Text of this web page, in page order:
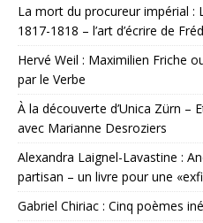
La mort du procureur impérial :
1817-1818 – l’art d’écrire de
Hervé Weil : Maximilien Friche
par le Verbe
À la découverte d’Unica Zürn –
avec Marianne Desroziers
Alexandra Laignel-Lavastine :
partisan – un livre pour une
Gabriel Chiriac : Cinq poèmes